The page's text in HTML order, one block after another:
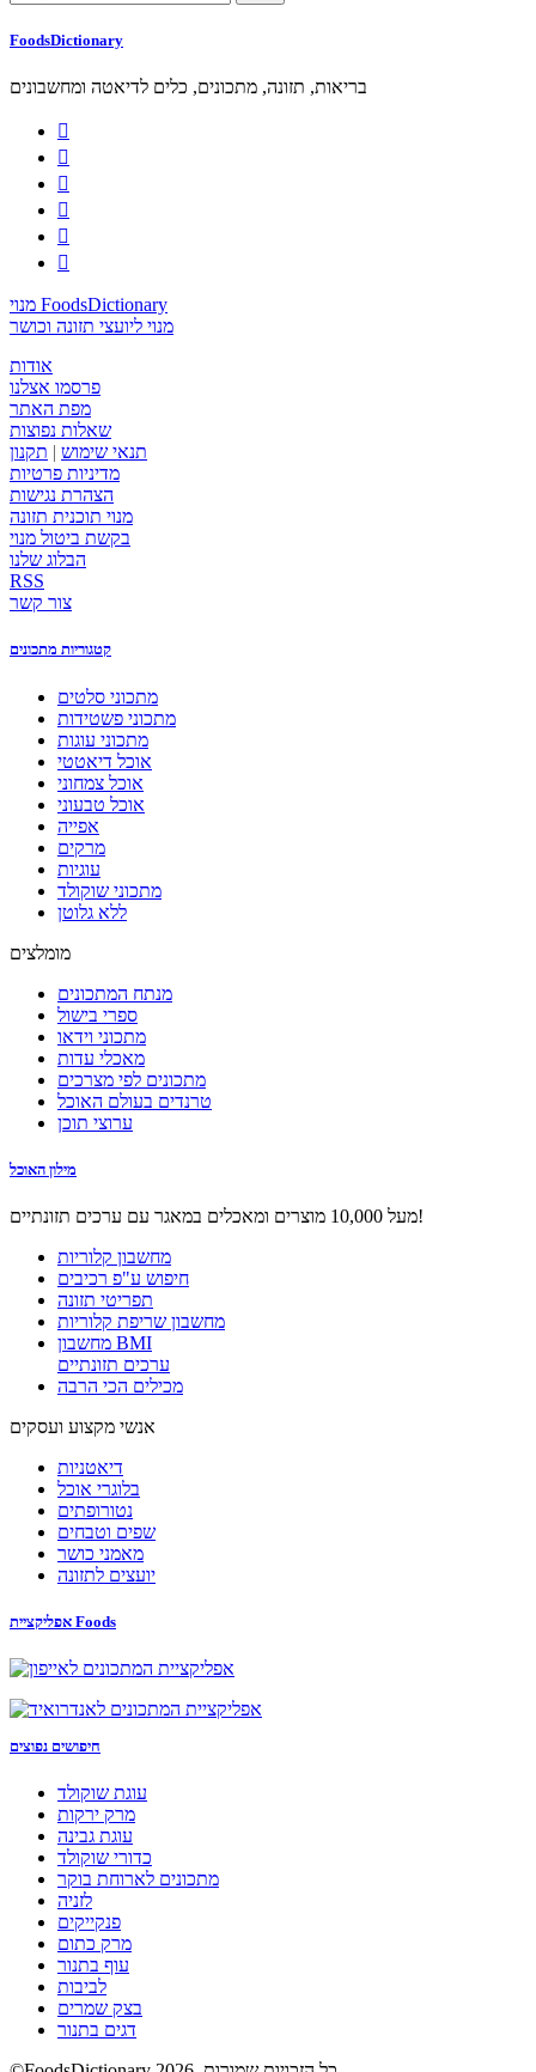
FoodsDictionary
בריאות, תזונה, מתכונים, כלים לדיאטה ומחשבונים






מנוי FoodsDictionary
מנוי ליועצי תזונה וכושר
אודות
פרסמו אצלנו
מפת האתר
שאלות נפוצות
תנאי שימוש | תקנון
מדיניות פרטיות
הצהרת נגישות
מנוי תוכנית תזונה
בקשת ביטול מנוי
הבלוג שלנו
RSS
צור קשר
קטגוריות מתכונים
מתכוני סלטים
מתכוני פשטידות
מתכוני עוגות
אוכל דיאטטי
אוכל צמחוני
אוכל טבעוני
אפייה
מרקים
עוגיות
מתכוני שוקולד
ללא גלוטן
מומלצים
מנתח המתכונים
ספרי בישול
מתכוני וידאו
מאכלי עדות
מתכונים לפי מצרכים
טרנדים בעולם האוכל
ערוצי תוכן
מילון האוכל
מעל 10,000 מוצרים ומאכלים במאגר עם ערכים תזונתיים!
מחשבון קלוריות
חיפוש ע"פ רכיבים
תפריטי תזונה
מחשבון שריפת קלוריות
מחשבון BMI
ערכים תזונתיים
מכילים הכי הרבה
אנשי מקצוע ועסקים
דיאטניות
בלוגרי אוכל
נטורופתים
שפים וטבחים
מאמני כושר
יועצים לתזונה
אפליקציית Foods
חיפושים נפוצים
עוגת שוקולד
מרק ירקות
עוגת גבינה
כדורי שוקולד
מתכונים לארוחת בוקר
לזניה
פנקייקים
מרק כתום
עוף בתנור
לביבות
בצק שמרים
דגים בתנור